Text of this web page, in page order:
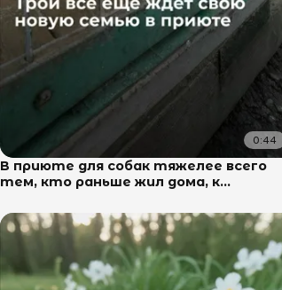
0:44
В приюте для собак тяжелее всего
тем, кто раньше жил дома, к...